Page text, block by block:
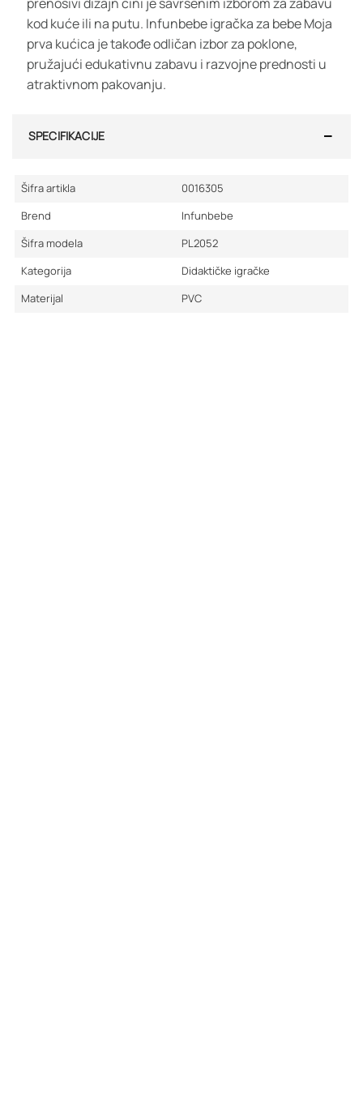
kod kuće ili na putu. Infunbebe igračka za bebe Moja
prva kućica je takođe odličan izbor za poklone,
pružajući edukativnu zabavu i razvojne prednosti u
atraktivnom pakovanju.
SPECIFIKACIJE
Šifra artikla
0016305
Brend
Infunbebe
Šifra modela
PL2052
Kategorija
Didaktičke igračke
Materijal
PVC